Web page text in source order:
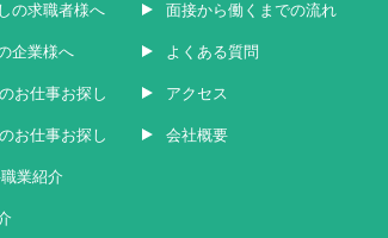
の求職者様へ
企業様へ
お仕事お探し
お仕事お探し
業紹介
面接から働くまでの流れ
よくある質問
アクセス
会社概要